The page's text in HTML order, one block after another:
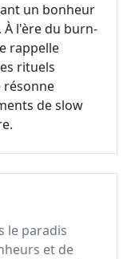
un bonheur
l'ère du burn-
rappelle
rituels
résonne
de slow
le paradis
et de